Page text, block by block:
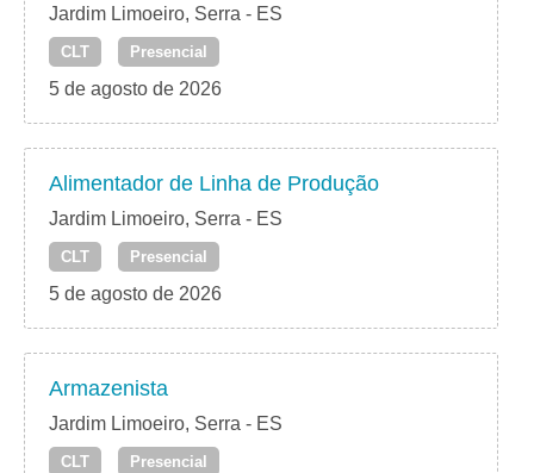
Jardim Limoeiro, Serra - ES
CLT Presencial
5 de agosto de 2026
Alimentador de Linha de Produção
Jardim Limoeiro, Serra - ES
CLT Presencial
5 de agosto de 2026
Armazenista
Jardim Limoeiro, Serra - ES
CLT Presencial